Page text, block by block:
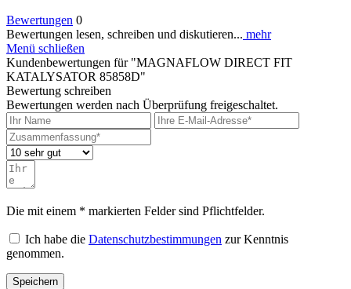
Bewertungen 0
Bewertungen lesen, schreiben und diskutieren... mehr
Menü schließen
Kundenbewertungen für "MAGNAFLOW DIRECT FIT
KATALYSATOR 85858D"
Bewertung schreiben
Bewertungen werden nach Überprüfung freigeschaltet.
Die mit einem * markierten Felder sind Pflichtfelder.
Ich habe die Datenschutzbestimmungen zur Kenntnis
genommen.
Speichern